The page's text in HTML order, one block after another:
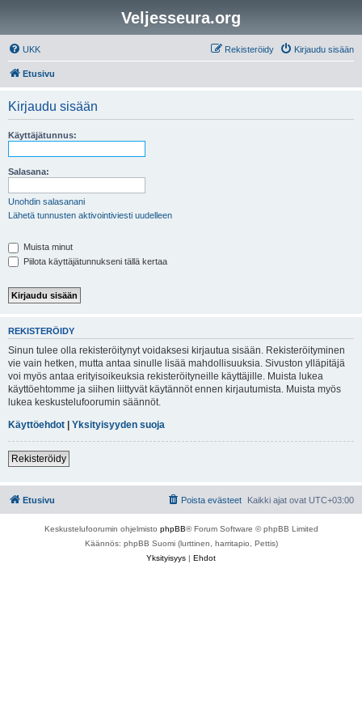
Veljesseura.org
UKK Kirjaudu sisään
Rekisteröidy
Etusivu
Kirjaudu sisään
Käyttäjätunnus:
Salasana:
Unohdin salasanani
Lähetä tunnusten aktivointiviesti uudelleen
Muista minut
Piilota käyttäjätunnukseni tällä kertaa
REKISTERÖIDY
Sinun tulee olla rekisteröitynyt voidaksesi kirjautua sisään. Rekisteröityminen
vie vain hetken, mutta antaa sinulle lisää mahdollisuuksia. Sivuston ylläpitäjä
voi myös antaa erityisoikeuksia rekisteröityneille käyttäjille. Muista lukea
käyttöehtomme ja siihen liittyvät käytännöt ennen kirjautumista. Muista myös
lukea keskustelufoorumin säännöt.
Käyttöehdot | Yksityisyyden suoja
Rekisteröidy
Etusivu Kaikki ajat ovat UTC+03:00
Poista evästeet
Keskustelufoorumin ohjelmisto phpBB® Forum Software © phpBB Limited
Käännös: phpBB Suomi (lurttinen, harritapio, Pettis)
Yksityisyys | Ehdot